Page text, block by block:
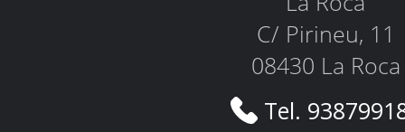
C/ Pirineu, 11
08430 La Roca
Tel.